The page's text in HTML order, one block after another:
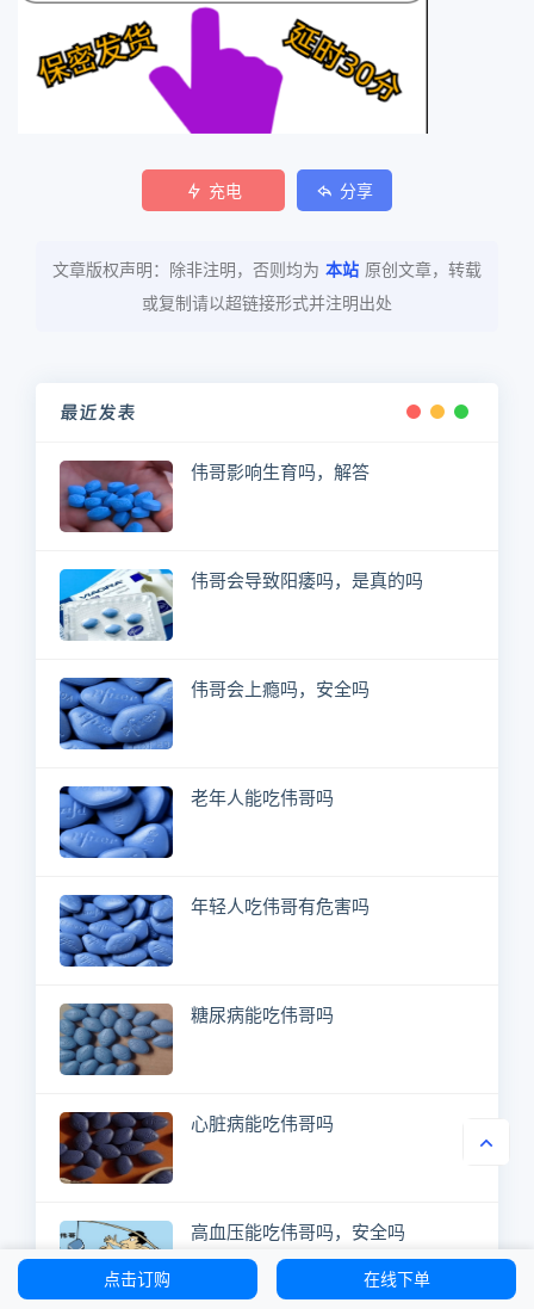
充电 分享
文章版权声明：除非注明，否则均为 本站 原创文章，转载
或复制请以超链接形式并注明出处
最近发表
伟哥影响生育吗，解答
伟哥会导致阳痿吗，是真的吗
伟哥会上瘾吗，安全吗
老年人能吃伟哥吗
年轻人吃伟哥有危害吗
糖尿病能吃伟哥吗
心脏病能吃伟哥吗
高血压能吃伟哥吗，安全吗
点击订购 在线下单